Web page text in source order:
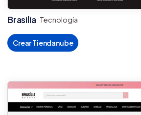
Brasilia Tecnología
Crear Tiendanube